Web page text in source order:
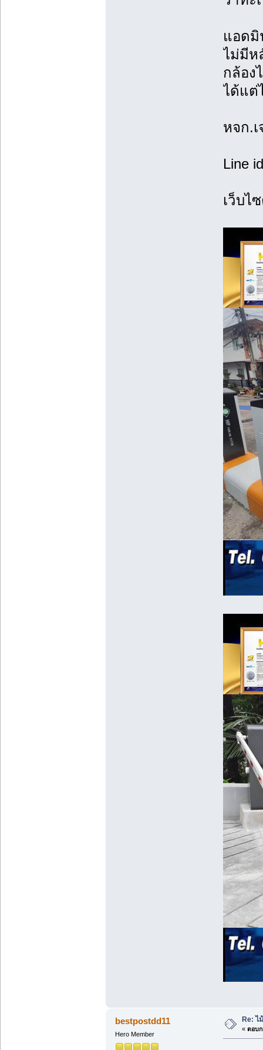
แอดมิ
ไม่มีห
กล้อง
ได้แต่
หจก.
Line
เว็บไ
bestpostdd11
Hero Member
Re:
« ตอบก